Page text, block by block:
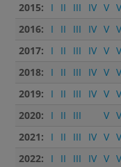
2015:
I II III IV V
2016:
I II III IV V
2017:
I II III IV V
2018:
I II III IV V
2019:
I II III IV V
2020:
I II III V
2021:
I II III IV V
2022:
I II III IV V